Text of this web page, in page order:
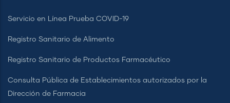
Servicio en Línea Prueba COVID-19
Registro Sanitario de Alimento
Registro Sanitario de Productos Farmacéutico
Consulta Pública de Establecimientos autorizados por la
Dirección de Farmacia